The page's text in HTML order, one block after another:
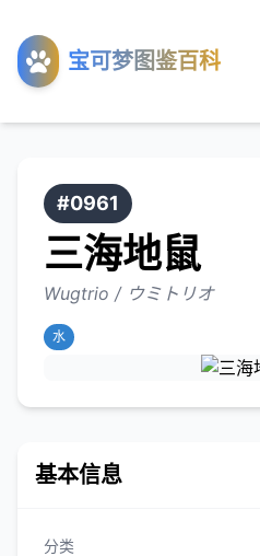
宝可梦图鉴百科
工具
关于
#0961
三海地鼠
Wugtrio / ウミトリオ
水
基本信息
分类